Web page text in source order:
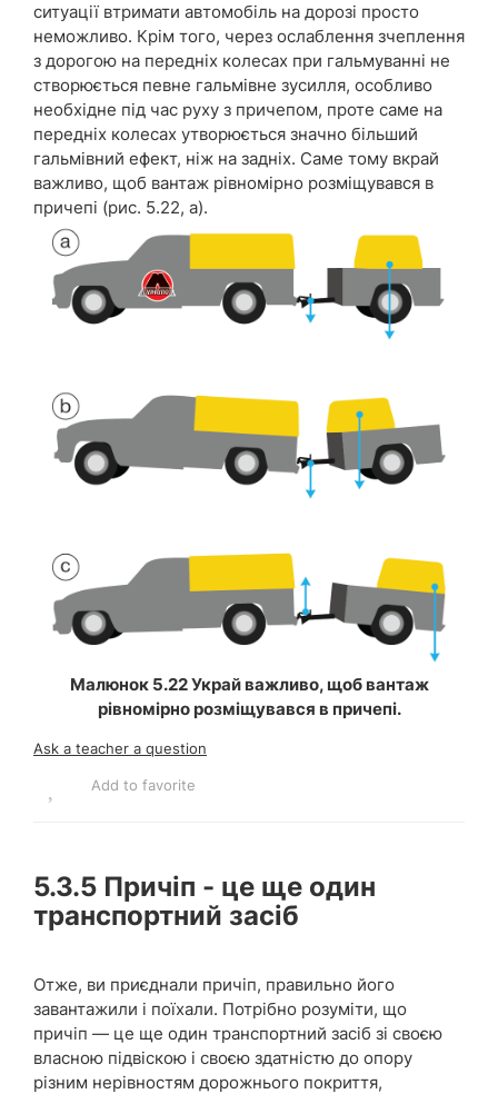
ситуації втримати автомобіль на дорозі просто
неможливо. Крім того, через ослаблення зчеплення
з дорогою на передніх колесах при гальмуванні не
створюється певне гальмівне зусилля, особливо
необхідне під час руху з причепом, проте саме на
передніх колесах утворюється значно більший
гальмівний ефект, ніж на задніх. Саме тому вкрай
важливо, щоб вантаж рівномірно розміщувався в
причепі (рис. 5.22, a).
Малюнок 5.22 Украй важливо, щоб вантаж
рівномірно розміщувався в причепі.
Ask a teacher a question
Add to favorite
5.3.5 Причіп - це ще один
транспортний засіб
Отже, ви приєднали причіп, правильно його
завантажили і поїхали. Потрібно розуміти, що
причіп — це ще один транспортний засіб зі своєю
власною підвіскою і своєю здатністю до опору
різним нерівностям дорожнього покриття,